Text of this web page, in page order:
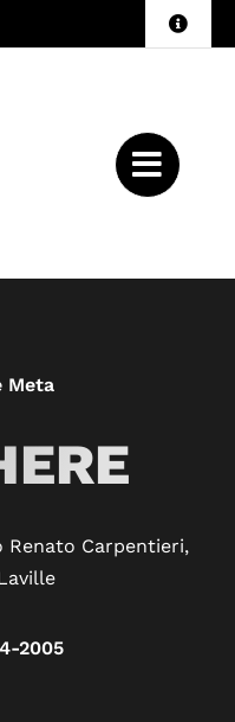
Toggle
Meta
Renato Carpentieri,
2005